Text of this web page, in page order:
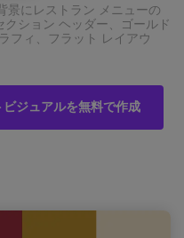
景にレストラン メニューの
ション ヘッダー、ゴールド
フィ、フラット レイアウ
ジュアルを無料で作成